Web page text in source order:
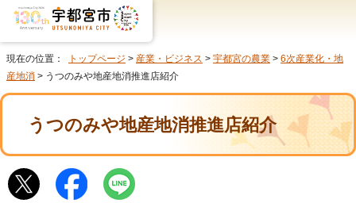
現在の位置： トップページ > 産業・ビジネス > 宇都宮の農業 > 6次産業化・地
産地消 > うつのみや地産地消推進店紹介
うつのみや地産地消推進店紹介